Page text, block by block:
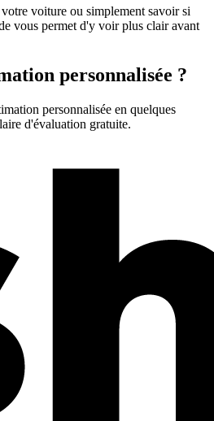
voiture ou simplement savoir si
vous permet d'y voir plus clair avant
personnalisée ?
personnalisée en quelques
d'évaluation gratuite.